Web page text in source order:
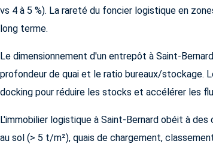
vs 4 à 5 %). La rareté du foncier logistique en
long terme.
Le dimensionnement d'un entrepôt à Saint-
profondeur de quai et le ratio bureaux/stockage.
docking pour réduire les stocks et accélérer les
L'immobilier logistique à Saint-Bernard obéit à
au sol (> 5 t/m²), quais de chargement,